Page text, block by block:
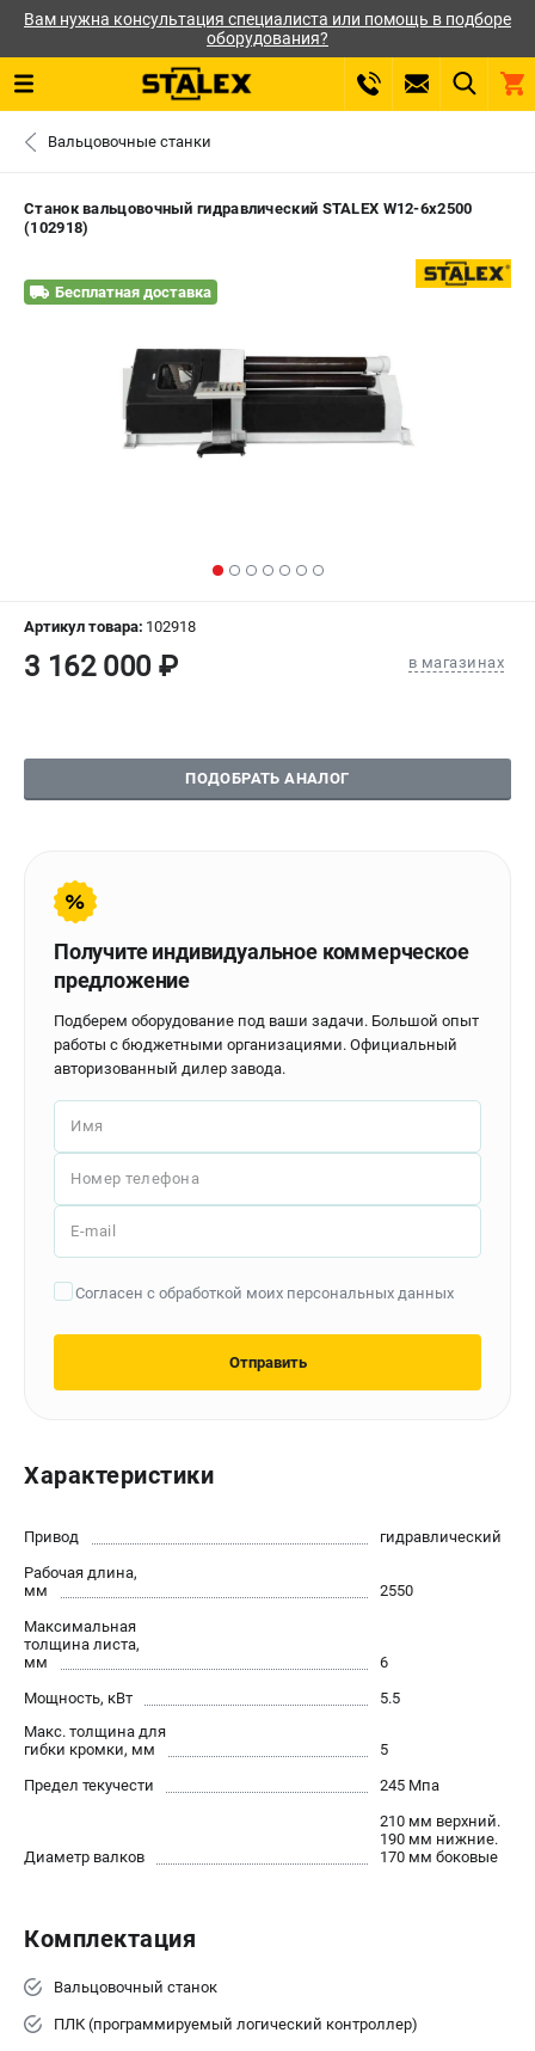
Вам нужна консультация специалиста или помощь в подборе
оборудования?
МАГАЗИНЫ
ИЗБРАННОЕ ( 0 )
КАТАЛОГ
ВХОД ИЛИ РЕГИСТРАЦИЯ
САНКТ-ПЕТЕРБУРГ
0 ₽
ПОДДЕРЖКА
Политика обработки персональных данных
ИНФОРМАЦИЯ
О компании
О бренде
Юридическим лицам
Доставка
Оплата
Бонусная программа
Как нас найти
Новости
Как выбрать заточной станок?
ТЕЛЕФОН (САНКТ-ПЕТЕРБУРГ)
Информация размещённая на сайте не является публичной
проспект Александровской Фермы, 29АЛ
8 (812) 564-50-74
вс - выходной
Вальцовочные станки
Станок вальцовочный гидравлический STALEX W12-6x2500
(102918)
Бесплатная доставка
Артикул товара: 102918
3 162 000 ₽ в магазинах
ПОДОБРАТЬ АНАЛОГ
Получите индивидуальное коммерческое
предложение
Подберем оборудование под ваши задачи. Большой опыт
работы с бюджетными организациями. Официальный
авторизованный дилер завода.
Имя
Номер телефона
E-mail
Согласен с обработкой моих персональных данных
Отправить
Характеристики
Привод
гидравлический
Рабочая длина,
мм
2550
Максимальная
толщина листа,
мм
6
Мощность, кВт
5.5
Макс. толщина для
гибки кромки, мм
5
Предел текучести
245 Мпа
Диаметр валков
210 мм верхний.
190 мм нижние.
170 мм боковые
Комплектация
Вальцовочный станок
ПЛК (программируемый логический контроллер)